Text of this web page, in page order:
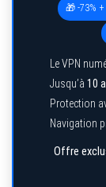
🎁 -73%
Le VPN
Jusqu’à 10
Protection
Navigation
Offre